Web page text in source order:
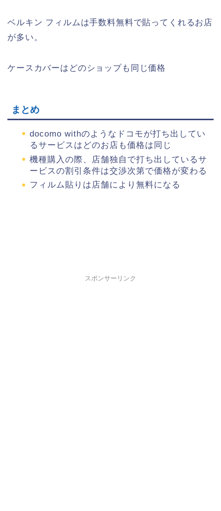
ベルキン フィルムは手数料無料で貼ってくれるお店
が多い。
ケースカバーはどのショップも同じ価格
まとめ
docomo withのようなドコモが打ち出してい
るサービスはどのお店も価格は同じ
機種購入の際、店舗独自で打ち出しているサ
ービスの割引条件は交渉次第で価格が変わる
フィルム貼りは店舗により無料になる
スポンサーリンク